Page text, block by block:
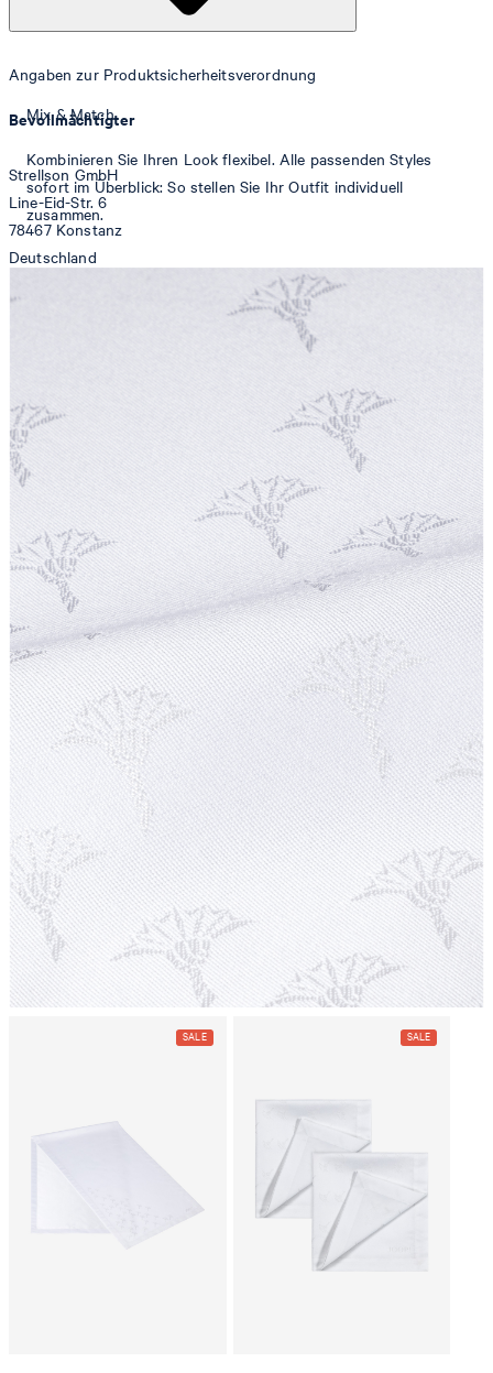
Angaben zur Produktsicherheitsverordnung
Bevollmächtigter
Strellson GmbH
Line-Eid-Str. 6
78467 Konstanz
Deutschland
Sonnenwiesenstrasse 21
8280 Kreuzlingen
Schweiz
Mix & Match
Kombinieren Sie Ihren Look flexibel. Alle passenden Styles
sofort im Überblick: So stellen Sie Ihr Outfit individuell
zusammen.